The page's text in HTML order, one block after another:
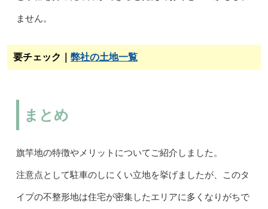
ません。
要チェック｜ 弊社の土地一覧
まとめ
旗竿地の特徴やメリットについてご紹介しました。
注意点として駐車のしにくい立地を挙げましたが、このタ
イプの不整形地は住宅が密集したエリアに多くなりがちで